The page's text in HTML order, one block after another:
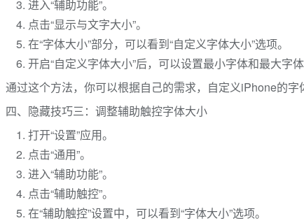
进入“辅助功能”。
点击“显示与文字大小”。
在“字体大小”部分，可以看到“自定义字体大小”选项。
开启“自定义字体大小”后，可以设置最小字体和最大字体
通过这个方法，你可以根据自己的需求，自定义iPhone的字
四、隐藏技巧三：调整辅助触控字体大小
打开“设置”应用。
点击“通用”。
进入“辅助功能”。
点击“辅助触控”。
在“辅助触控”设置中，可以看到“字体大小”选项。